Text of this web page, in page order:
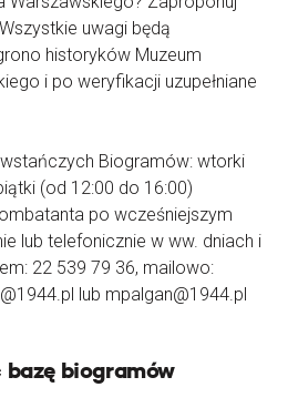
uwagi będą
historyków Muzeum
i po weryfikacji uzupełniane
Biogramów: wtorki
(od 12:00 do 16:00)
po wcześniejszym
lub telefonicznie w ww. dniach i
22 539 79 36, mailowo:
lub mpalgan@1944.pl
bazę biogramów